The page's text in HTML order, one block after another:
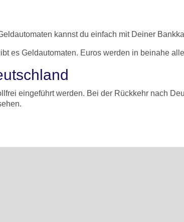
kannst du einfach mit Deiner
es Geldautomaten. Euros werden in beinahe
eingeführt werden. Bei der Rückkehr nach